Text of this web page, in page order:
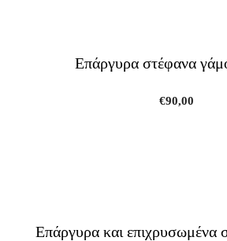
Επάργυρα στέφανα
€90,00
Επάργυρα και επιχρυσωμένα